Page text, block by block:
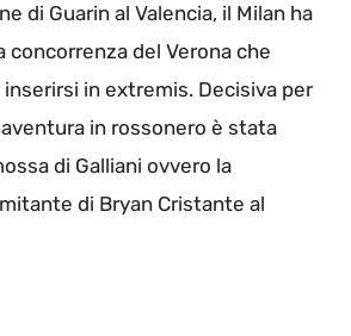
di Guarin al Valencia, il Milan ha
concorrenza del Verona che
in extremis. Decisiva per
in rossonero è stata
di Galliani ovvero la
di Bryan Cristante al